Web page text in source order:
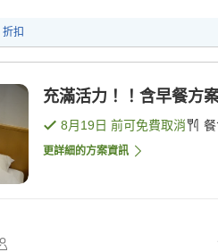
折扣
充滿活力！！含早餐方
8月19日 前可免費取消
更詳細的方案資訊